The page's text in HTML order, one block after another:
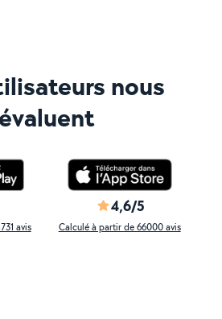
nous
évaluent
avis
4,6/5
Calculé à partir de 66000 avis